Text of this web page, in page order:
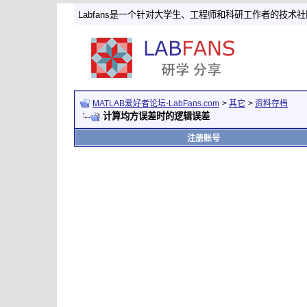
Labfans是一个针对大学生、工程师和科研工作者的技术社
MATLAB爱好者论坛-LabFans.com > 其它 > 资料存档
计算均方误差时的逻辑误差
注册账号